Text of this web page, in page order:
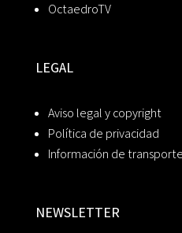
OctaedroTV
LEGAL
Aviso legal y copyright
Política de privacidad
Información de transporte
NEWSLETTER